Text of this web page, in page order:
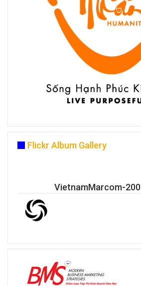
Flickr Album Gallery
VietnamMarcom-